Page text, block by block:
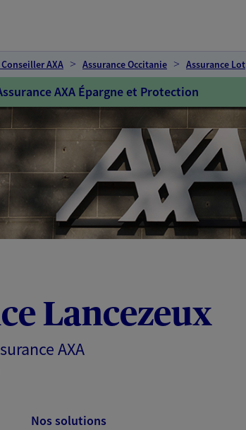
AXA Assurance Occitanie Assurance Lot
AXA Épargne et Protection
Lancezeux
AXA
Nos solutions